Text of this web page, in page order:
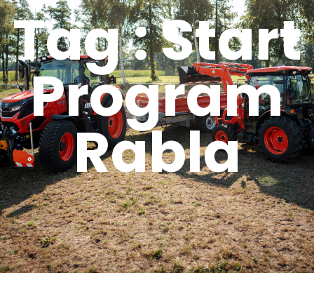
Tag : Start
Program
Rabla